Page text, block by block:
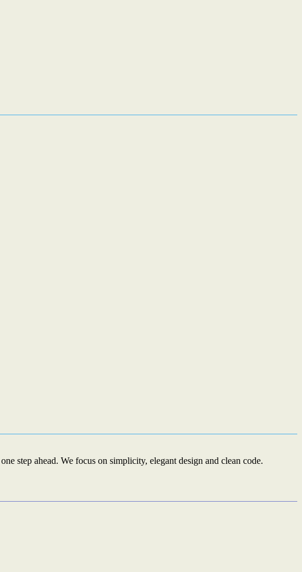
step ahead. We focus on simplicity, elegant design and clean code.